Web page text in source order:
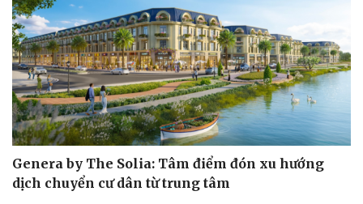
Genera by The Solia: Tâm điểm đón xu hướng
dịch chuyển cư dân từ trung tâm